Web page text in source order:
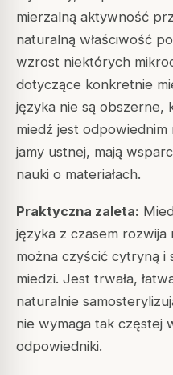
mierzalną aktywność
naturalną właściwość
wzrost niektórych
dotyczące konkretnie
języka nie są obszerne,
miedź jest odpowiednim
jamy ustnej, mają
nauki o materiałach.
Praktyczna zaleta:
języka z czasem
można czyścić cytryną i
miedzi. Jest trwała,
naturalnie
nie wymaga tak częstej
odpowiedniki.